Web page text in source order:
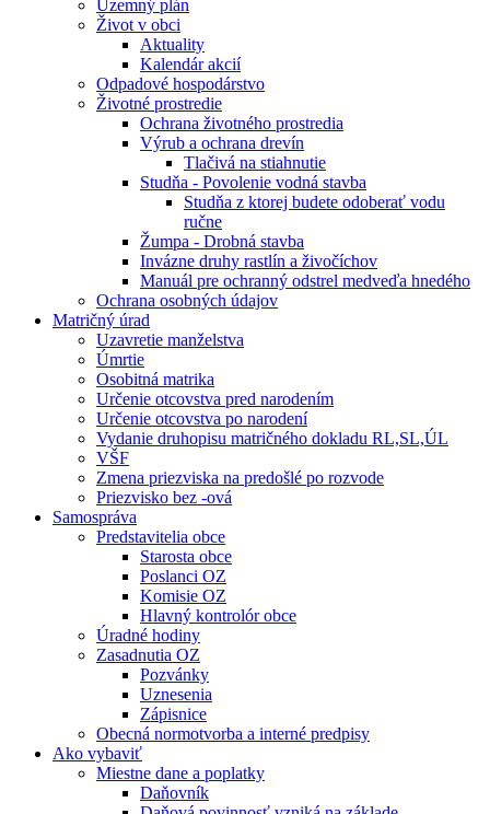
Územný plán
Život v obci
Aktuality
Kalendár akcií
Odpadové hospodárstvo
Životné prostredie
Ochrana životného prostredia
Výrub a ochrana drevín
Tlačivá na stiahnutie
Studňa - Povolenie vodná stavba
Studňa z ktorej budete odoberať vodu
ručne
Žumpa - Drobná stavba
Invázne druhy rastlín a živočíchov
Manuál pre ochranný odstrel medveďa hnedého
Ochrana osobných údajov
Matričný úrad
Uzavretie manželstva
Úmrtie
Osobitná matrika
Určenie otcovstva pred narodením
Určenie otcovstva po narodení
Vydanie druhopisu matričného dokladu RL,SL,ÚL
VŠF
Zmena priezviska na predošlé po rozvode
Priezvisko bez -ová
Samospráva
Predstavitelia obce
Starosta obce
Poslanci OZ
Komisie OZ
Hlavný kontrolór obce
Úradné hodiny
Zasadnutia OZ
Pozvánky
Uznesenia
Zápisnice
Obecná normotvorba a interné predpisy
Ako vybaviť
Miestne dane a poplatky
Daňovník